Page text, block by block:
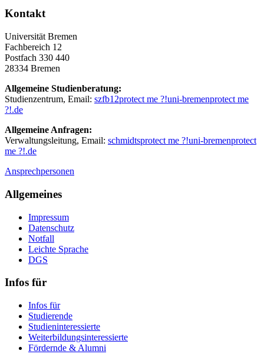
Kontakt
Universität Bremen
Fachbereich 12
Postfach 330 440
28334 Bremen
Allgemeine Studienberatung:
Studienzentrum, Email: szfb12protect me ?!uni-bremenprotect me
?!.de
Allgemeine Anfragen:
Verwaltungsleitung, Email: schmidtsprotect me ?!uni-bremenprotect
me ?!.de
Ansprechpersonen
Allgemeines
Impressum
Datenschutz
Notfall
Leichte Sprache
DGS
Infos für
Infos für
Studierende
Studieninteressierte
Weiterbildungsinteressierte
Fördernde & Alumni